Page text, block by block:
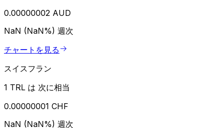
0.00000002 AUD
NaN (NaN%) 週次
チャートを見る
スイスフラン
1 TRL は 次に相当
0.00000001 CHF
NaN (NaN%) 週次